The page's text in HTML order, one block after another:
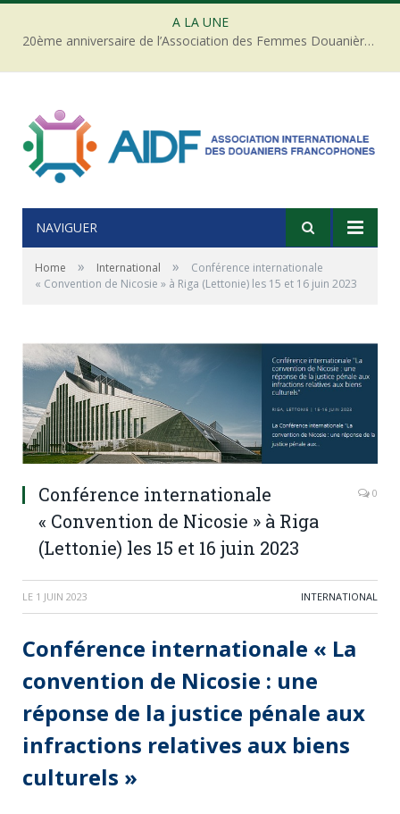
A LA UNE
20ème anniversaire de l’Association des Femmes Douanières de Côte d’ivoire
NAVIGUER
Home » International »
Conférence internationale
« Convention de Nicosie » à Riga (Lettonie) les 15 et 16 juin 2023
Conférence internationale
« Convention de Nicosie » à Riga
(Lettonie) les 15 et 16 juin 2023
0
LE 1 JUIN 2023 INTERNATIONAL
Conférence internationale « La
convention de Nicosie : une
réponse de la justice pénale aux
infractions relatives aux biens
culturels »